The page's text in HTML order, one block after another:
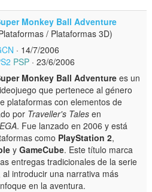
Monkey Ball Adventure
/ Plataformas 3D)
· 14/7/2006
PSP · 23/6/2006
Monkey Ball Adventure es un
que pertenece al género
plataformas con elementos de
por Traveller's Tales en
. Fue lanzado en 2006 y está
como PlayStation 2,
yGameCube. Este título marca
entregas tradicionales de la serie
introducir una narrativa más
en la aventura.